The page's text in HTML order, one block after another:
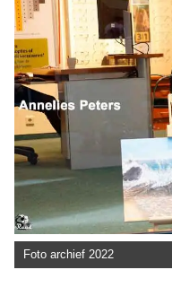
Foto archief 2022